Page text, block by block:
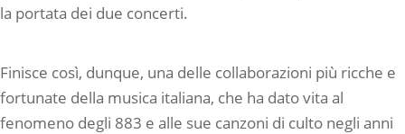
la portata dei due concerti.
Finisce così, dunque, una delle collaborazioni più ricche e
fortunate della musica italiana, che ha dato vita al
fenomeno degli 883 e alle sue canzoni di culto negli anni